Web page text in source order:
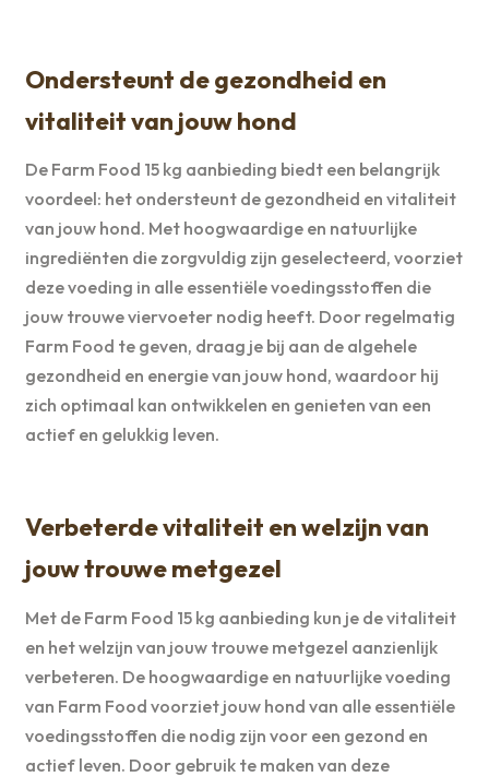
Ondersteunt de gezondheid en
vitaliteit van jouw hond
De Farm Food 15 kg aanbieding biedt een belangrijk
voordeel: het ondersteunt de gezondheid en vitaliteit
van jouw hond. Met hoogwaardige en natuurlijke
ingrediënten die zorgvuldig zijn geselecteerd, voorziet
deze voeding in alle essentiële voedingsstoffen die
jouw trouwe viervoeter nodig heeft. Door regelmatig
Farm Food te geven, draag je bij aan de algehele
gezondheid en energie van jouw hond, waardoor hij
zich optimaal kan ontwikkelen en genieten van een
actief en gelukkig leven.
Verbeterde vitaliteit en welzijn van
jouw trouwe metgezel
Met de Farm Food 15 kg aanbieding kun je de vitaliteit
en het welzijn van jouw trouwe metgezel aanzienlijk
verbeteren. De hoogwaardige en natuurlijke voeding
van Farm Food voorziet jouw hond van alle essentiële
voedingsstoffen die nodig zijn voor een gezond en
actief leven. Door gebruik te maken van deze